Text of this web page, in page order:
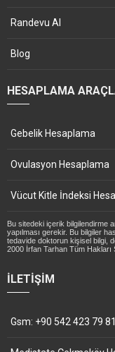
Randevu Al
Blog
HESAPLAMA
Gebelik Hesaplama
Ovulasyon Hesaplama
Vücut Kitle İndeksi
Bu sitedeki içerik bilgilendirme
yapılması gerekir. Bu bilgiler
tedavide doktorun kişisel bilgi,
2000 İrfan Tarhan Tüm Hakları
İLETIŞIM
Gsm: +90 542 423 79 81